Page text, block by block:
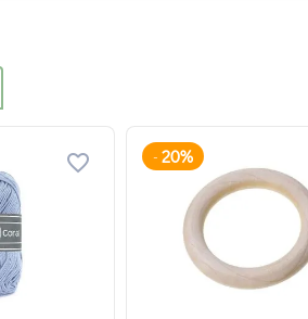
- 20%